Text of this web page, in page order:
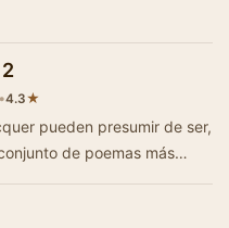
•4.3★
pueden presumir de ser,
de poemas más